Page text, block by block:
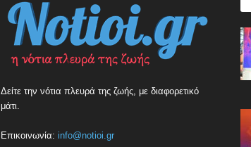
Δείτε την νότια πλευρά της ζωής, με διαφορετικό
μάτι.
Επικοινωνία: info@notioi.gr